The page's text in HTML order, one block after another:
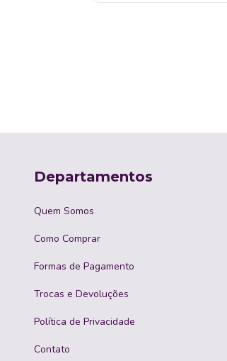
Departamentos
Quem Somos
Como Comprar
Formas de Pagamento
Trocas e Devoluções
Política de Privacidade
Contato